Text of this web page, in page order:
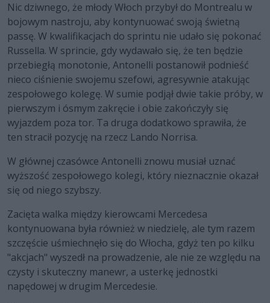
Nic dziwnego, że młody Włoch przybył do Montrealu w
bojowym nastroju, aby kontynuować swoją świetną
passę. W kwalifikacjach do sprintu nie udało się pokonać
Russella. W sprincie, gdy wydawało się, że ten będzie
przebiegłą monotonie, Antonelli postanowił podnieść
nieco ciśnienie swojemu szefowi, agresywnie atakując
zespołowego kolegę. W sumie podjął dwie takie próby, w
pierwszym i ósmym zakręcie i obie zakończyły się
wyjazdem poza tor. Ta druga dodatkowo sprawiła, że
ten stracił pozycję na rzecz Lando Norrisa.
W głównej czasówce Antonelli znowu musiał uznać
wyższość zespołowego kolegi, który nieznacznie okazał
się od niego szybszy.
Zacięta walka między kierowcami Mercedesa
kontynuowana była również w niedzielę, ale tym razem
szczęście uśmiechnęło się do Włocha, gdyż ten po kilku
"akcjach" wyszedł na prowadzenie, ale nie ze względu na
czysty i skuteczny manewr, a usterkę jednostki
napędowej w drugim Mercedesie.